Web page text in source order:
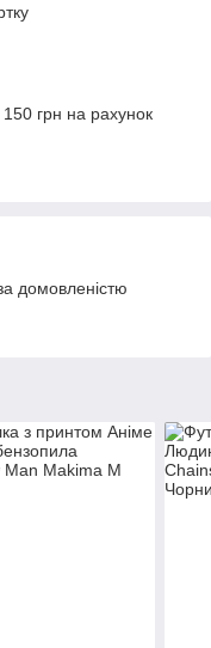
грн на рахунок
домовленістю